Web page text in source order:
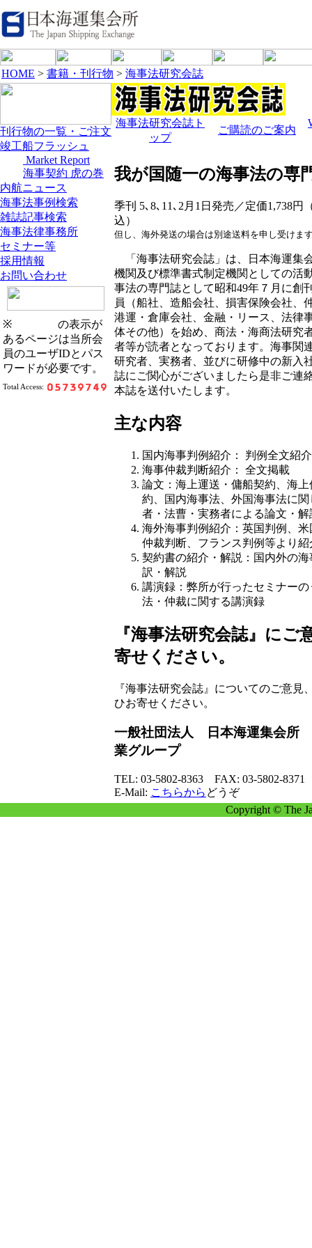
HOME > 書籍・刊行物 > 海事法研究会誌
刊行物の一覧・ご注文
竣工船フラッシュ
Market Report
海事契約 虎の巻
内航ニュース
海事法事例検索
雑誌記事検索
海事法律事務所
セミナー等
採用情報
お問い合わせ
※
の表示が
あるページは当所会
員のユーザIDとパス
ワードが必要です。
Total Access:
海事法研究会誌ト
ップ
ご購読のご案内
我が国随一の海事法の専
季刊 5､8､11､2月1日発売／定価1,738円
込）
但し、海外発送の場合は別途送料を申し受けま
「海事法研究会誌」は、日本海運集
機関及び標準書式制定機関としての活
事法の専門誌として昭和49年７月に創
員（船社、造船会社、損害保険会社、
港運・倉庫会社、金融・リース、法律
体その他）を始め、商法・海商法研究
者等が読者となっております。海事関
研究者、実務者、並びに研修中の新入
誌にご関心がございましたら是非ご連
本誌を送付いたします。
主な内容
国内海事判例紹介： 判例全文紹介
海事仲裁判断紹介： 全文掲載
論文：海上運送・傭船契約、海
約、国内海事法、外国海事法に
者・法曹・実務者による論文・
海外海事判例紹介：英国判例、
仲裁判断、フランス判例等より紹
契約書の紹介・解説：国内外の
訳・解説
講演録：弊所が行ったセミナー
法・仲裁に関する講演録
『海事法研究会誌』にご
寄せください。
『海事法研究会誌』についてのご意見
ひお寄せください。
一般社団法人 日本海運集会所
業グループ
TEL: 03-5802-8363 FAX: 03-5802-8371
E-Mail: こちらから どうぞ
Copyright © The